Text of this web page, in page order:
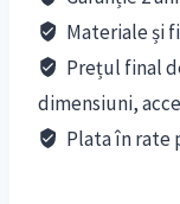
Materiale și
Prețul final
dimensiuni,
Plata în rate